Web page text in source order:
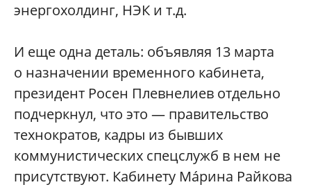
энергохолдинг, НЭК и т.д.
И еще одна деталь: объявляя 13 марта
о назначении временного кабинета,
президент Росен Плевнелиев отдельно
подчеркнул, что это — правительство
технократов, кадры из бывших
коммунистических спецслужб в нем не
присутствуют. Кабинету Мáрина Райкова